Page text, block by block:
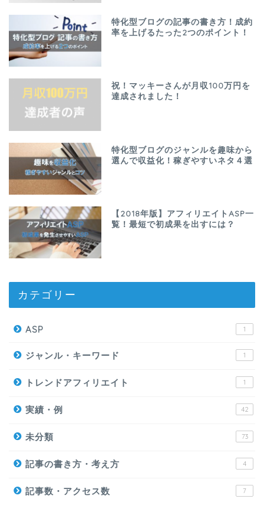
特化型ブログの記事の書き方！成約
率を上げるたった2つのポイント！
祝！マッキーさんが月収100万円を
達成されました！
特化型ブログのジャンルを趣味から
選んで収益化！稼ぎやすいネタ４選
【2018年版】アフィリエイトASP一
覧！最短で初成果を出すには？
カテゴリー
ASP 1
ジャンル・キーワード 1
トレンドアフィリエイト 1
実績・例 42
未分類 73
記事の書き方・考え方 4
記事数・アクセス数 7